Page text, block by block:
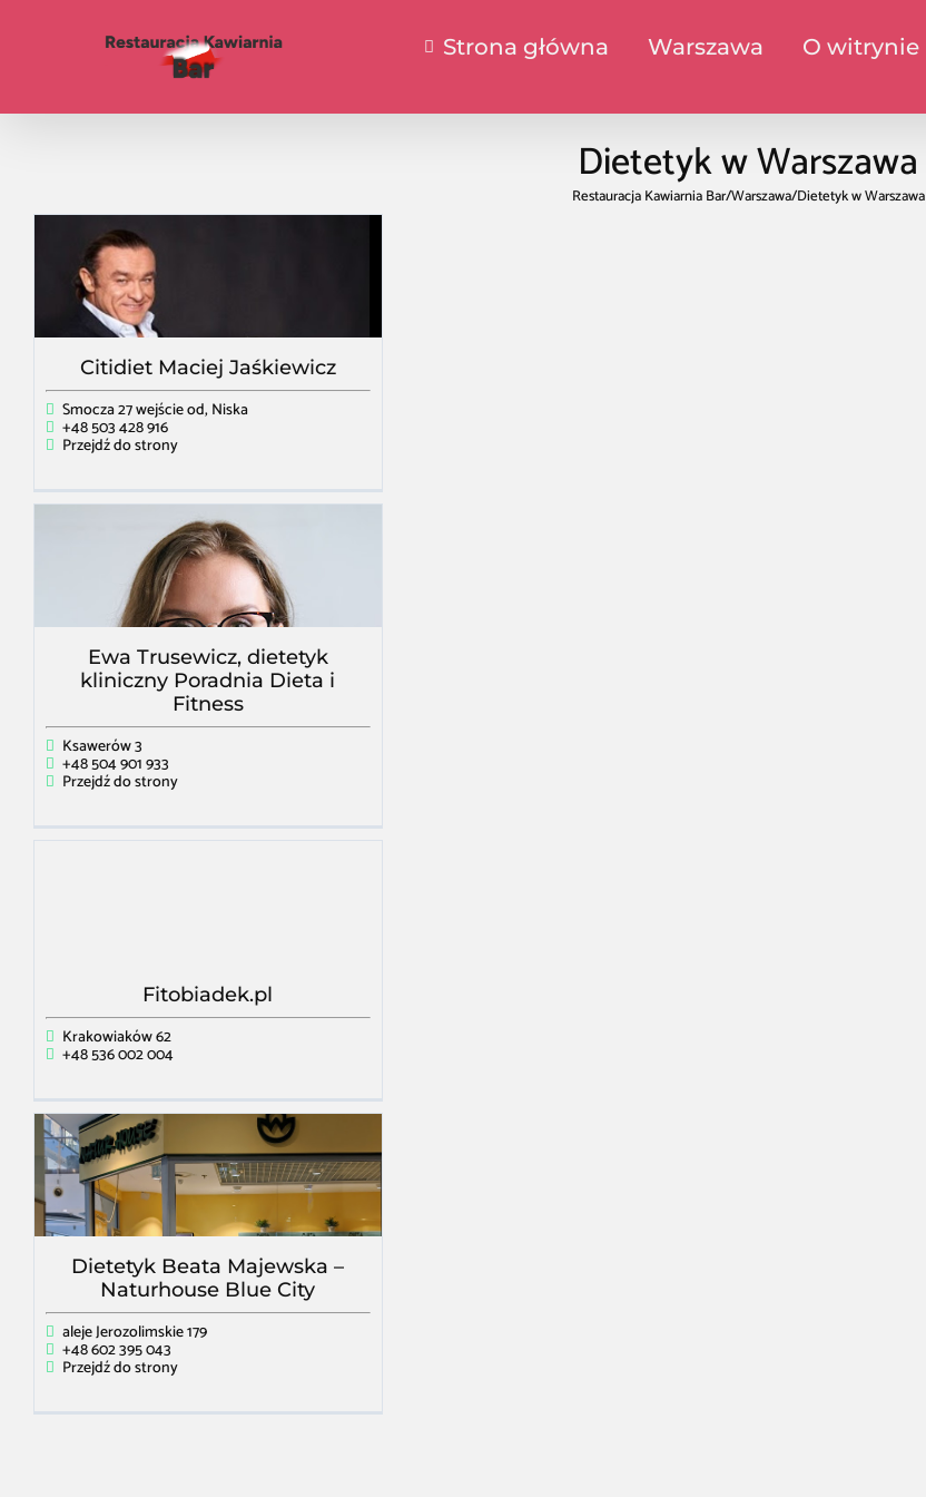
Strona główna Warszawa O witrynie
Dietetyk w Warszawa
Restauracja Kawiarnia Bar/Warszawa/Dietetyk w Warszawa
Citidiet Maciej Jaśkiewicz
Smocza 27 wejście od, Niska
+48 503 428 916
Przejdź do strony
Ewa Trusewicz, dietetyk
kliniczny Poradnia Dieta i
Fitness
Ksawerów 3
+48 504 901 933
Przejdź do strony
Fitobiadek.pl
Krakowiaków 62
+48 536 002 004
Dietetyk Beata Majewska –
Naturhouse Blue City
aleje Jerozolimskie 179
+48 602 395 043
Przejdź do strony